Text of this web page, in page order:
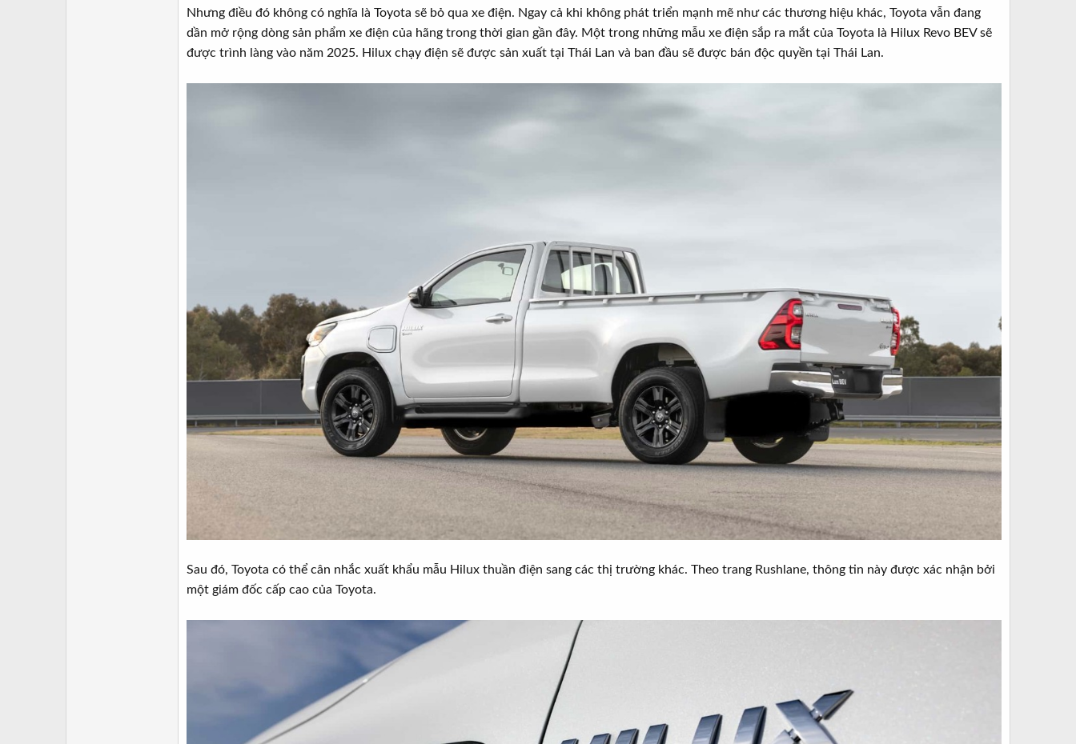
Nhưng điều đó không có nghĩa là Toyota sẽ bỏ qua xe điện. Ngay cả khi không phát triển mạnh mẽ như các thương hiệu khác, Toyota vẫn đang
dần mở rộng dòng sản phẩm xe điện của hãng trong thời gian gần đây. Một trong những mẫu xe điện sắp ra mắt của Toyota là Hilux Revo BEV sẽ
được trình làng vào năm 2025. Hilux chạy điện sẽ được sản xuất tại Thái Lan và ban đầu sẽ được bán độc quyền tại Thái Lan.
Sau đó, Toyota có thể cân nhắc xuất khẩu mẫu Hilux thuần điện sang các thị trường khác. Theo trang Rushlane, thông tin này được xác nhận bởi
một giám đốc cấp cao của Toyota.